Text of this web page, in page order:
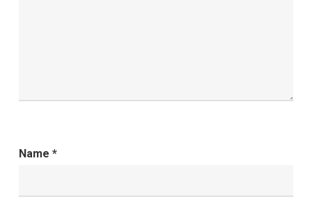
Name *